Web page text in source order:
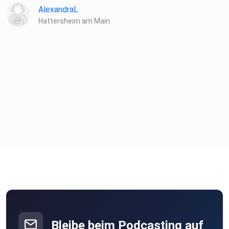
️ Hinweis & Hilfe
AlexandraL
Hattersheim am Main
Bleibe beim Podcasting auf